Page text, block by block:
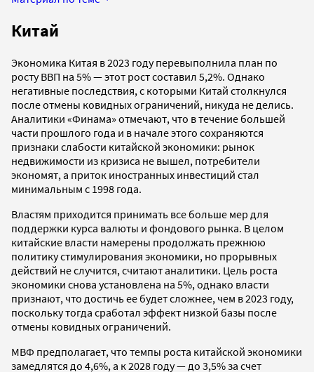
Китай
Экономика Китая в 2023 году перевыполнила план по
росту ВВП на 5% — этот рост составил 5,2%. Однако
негативные последствия, с которыми Китай столкнулся
после отмены ковидных ограничений, никуда не делись.
Аналитики «Финама» отмечают, что в течение большей
части прошлого года и в начале этого сохраняются
признаки слабости китайской экономики: рынок
недвижимости из кризиса не вышел, потребители
экономят, а приток иностранных инвестиций стал
минимальным с 1998 года.
Властям приходится принимать все больше мер для
поддержки курса валюты и фондового рынка. В целом
китайские власти намерены продолжать прежнюю
политику стимулирования экономики, но прорывных
действий не случится, считают аналитики. Цель роста
экономики снова установлена на 5%, однако власти
признают, что достичь ее будет сложнее, чем в 2023 году,
поскольку тогда сработал эффект низкой базы после
отмены ковидных ограничений.
МВФ предполагает, что темпы роста китайской экономики
замедлятся до 4,6%, а к 2028 году — до 3,5% за счет